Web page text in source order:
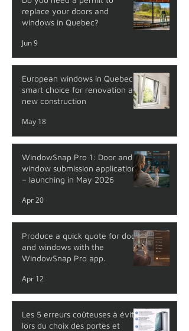
replace your doors and
windows in Quebec?
Jun 9
European windows in Quebec: a
smart choice for renovation and
new construction
May 18
WindowSnap Pro 1: Door and
window submission application
– launching in May 2026
Apr 20
Produce a quick quote for doors
and windows with the
WindowSnap Pro app.
Apr 12
Les 5 erreurs coûteuses à éviter
lors du choix des portes et